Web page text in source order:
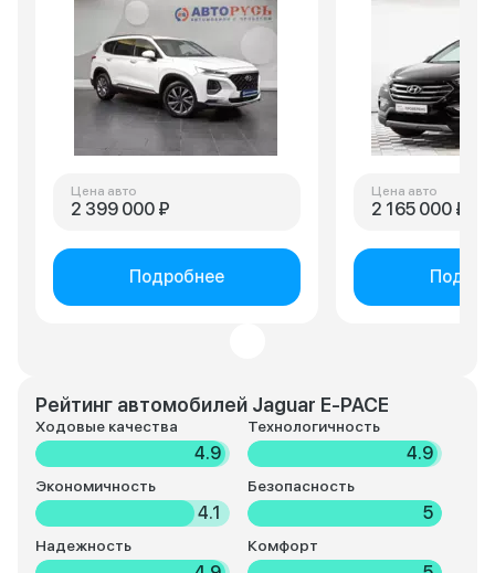
Цена авто
2 399 000 ₽
Подробнее
Цена авто
2 165 000 ₽
Рейтинг автомобилей Jaguar E-PACE
Ходовые качества
4.9
Технологичность
4.9
Экономичность
4.1
Безопасность
5
Надежность Комфорт